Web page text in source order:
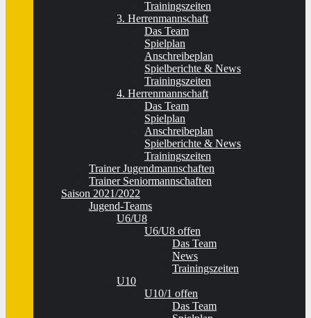
Trainingszeiten
3. Herrenmannschaft
Das Team
Spielplan
Anschreibeplan
Spielberichte & News
Trainingszeiten
4. Herrenmannschaft
Das Team
Spielplan
Anschreibeplan
Spielberichte & News
Trainingszeiten
Trainer Jugendmannschaften
Trainer Seniormannschaften
Saison 2021/2022
Jugend-Teams
U6/U8
U6/U8 offen
Das Team
News
Trainingszeiten
U10
U10/1 offen
Das Team